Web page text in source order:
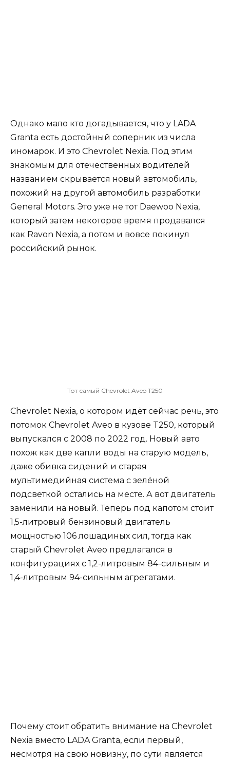
Однако мало кто догадывается, что у LADA
Granta есть достойный соперник из числа
иномарок. И это Chevrolet Nexia. Под этим
знакомым для отечественных водителей
названием скрывается новый автомобиль,
похожий на другой автомобиль разработки
General Motors. Это уже не тот Daewoo Nexia,
который затем некоторое время продавался
как Ravon Nexia, а потом и вовсе покинул
российский рынок.
Тот самый Chevrolet Aveo T250
Chevrolet Nexia, о котором идёт сейчас речь, это
потомок Chevrolet Aveo в кузове T250, который
выпускался с 2008 по 2022 год. Новый авто
похож как две капли воды на старую модель,
даже обивка сидений и старая
мультимедийная система с зелёной
подсветкой остались на месте. А вот двигатель
заменили на новый. Теперь под капотом стоит
1,5-литровый бензиновый двигатель
мощностью 106 лошадиных сил, тогда как
старый Chevrolet Aveo предлагался в
конфигурациях с 1,2-литровым 84-сильным и
1,4-литровым 94-сильным агрегатами.
Почему стоит обратить внимание на Chevrolet
Nexia вместо LADA Granta, если первый,
несмотря на свою новизну, по сути является